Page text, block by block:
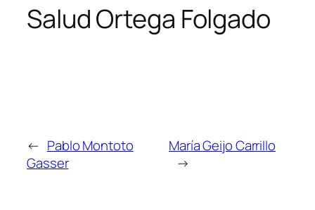
Salud Ortega Folgado
← Pablo Montoto
Gasser
María Geijo Carrillo
→